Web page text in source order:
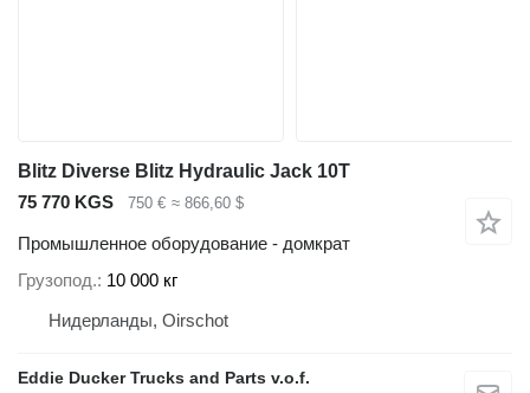
Blitz Diverse Blitz Hydraulic Jack 10T
75 770 KGS
750 € ≈ 866,60 $
Промышленное оборудование - домкрат
Грузопод. 10 000 кг
Нидерланды, Oirschot
Eddie Ducker Trucks and Parts v.o.f.